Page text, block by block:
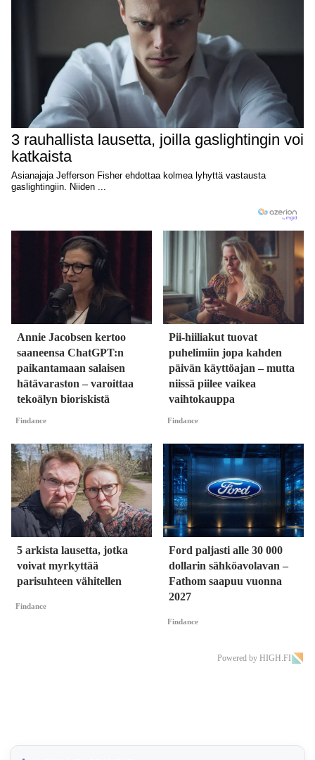
Annie Jacobsen kertoo
saaneensa ChatGPT:n
paikantamaan salaisen
hätävaraston – varoittaa
tekoälyn bioriskistä
Findance
Pii-hiiliakut tuovat
puhelimiin jopa kahden
päivän käyttöajan – mutta
niissä piilee vaikea
vaihtokauppa
Findance
5 arkista lausetta, jotka
voivat myrkyttää
parisuhteen vähitellen
Findance
Ford paljasti alle 30 000
dollarin sähköavolavan –
Fathom saapuu vuonna
2027
Findance
Powered by HIGH.FI